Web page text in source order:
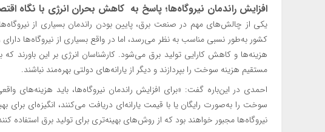
افزایش راندمان نیروگاه‌ها؛ پاسخ به کاهش بحران انرژی با نگاه
یکی از چالش‌های مهم در صنعت برق، پایین بودن راندمان بسیاری از
کشور به‌طور نسبی مناسب به نظر می‌رسد، اما در واقع بسیاری از نیروگاه‌ها
هزینه‌ها و کاهش کارایی تولید برق می‌شود. کارشناسان انرژی بر این باورند که
مستقیم هزینه سوخت را بپردازند و دیگر از یارانه‌های دولتی بهره‌مند نباشند.
احمدی در این‌باره گفت: «برای افزایش راندمان نیروگاه‌ها، باید هزینه‌های
سوخت را به‌صورت رایگان یا با قیمت یارانه‌ای دریافت می‌کنند، انگیزه‌ای برای
نیروگاه‌ها مجبور خواهند بود که از روش‌های بهینه‌تری برای تولید برق استفاده